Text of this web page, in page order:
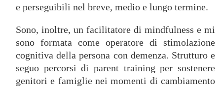
e perseguibili nel breve, medio e lungo termine.
Sono, inoltre, un facilitatore di mindfulness e mi
sono formata come operatore di stimolazione
cognitiva della persona con demenza. Strutturo e
seguo percorsi di parent training per sostenere
genitori e famiglie nei momenti di cambiamento